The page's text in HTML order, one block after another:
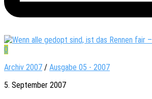
0
Archiv 2007 / Ausgabe 05 - 2007
5. September 2007